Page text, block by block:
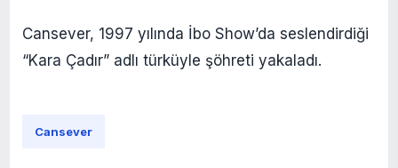
Cansever, 1997 yılında İbo Show’da seslendirdiği
“Kara Çadır” adlı türküyle şöhreti yakaladı.
Cansever